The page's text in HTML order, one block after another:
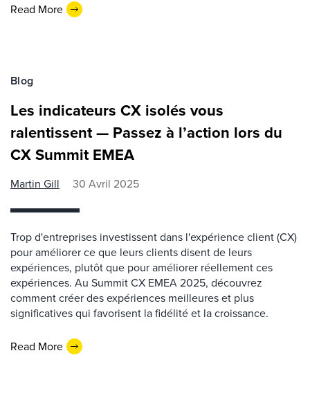
Read More
Blog
Les indicateurs CX isolés vous
ralentissent — Passez à l’action lors du
CX Summit EMEA
Martin Gill 30 Avril 2025
Trop d'entreprises investissent dans l'expérience client (CX)
pour améliorer ce que leurs clients disent de leurs
expériences, plutôt que pour améliorer réellement ces
expériences. Au Summit CX EMEA 2025, découvrez
comment créer des expériences meilleures et plus
significatives qui favorisent la fidélité et la croissance.
Read More